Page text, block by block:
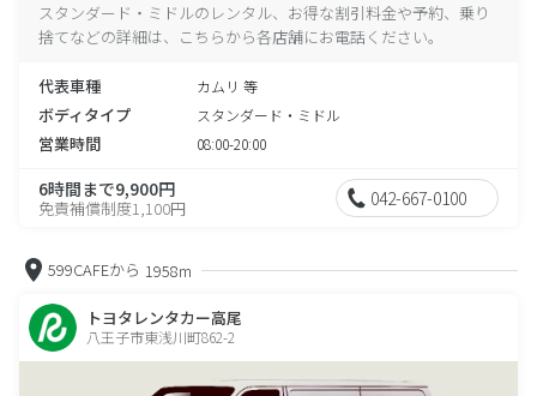
スタンダード・ミドルのレンタル、お得な割引料金や予約、乗り
捨てなどの詳細は、こちらから各店舗にお電話ください。
代表車種 カムリ 等
ボディタイプ スタンダード・ミドル
営業時間 08:00-20:00
6時間まで9,900円
免責補償制度1,100円 042-667-0100
599CAFEから 1958m
トヨタレンタカー高尾
八王子市東浅川町862-2